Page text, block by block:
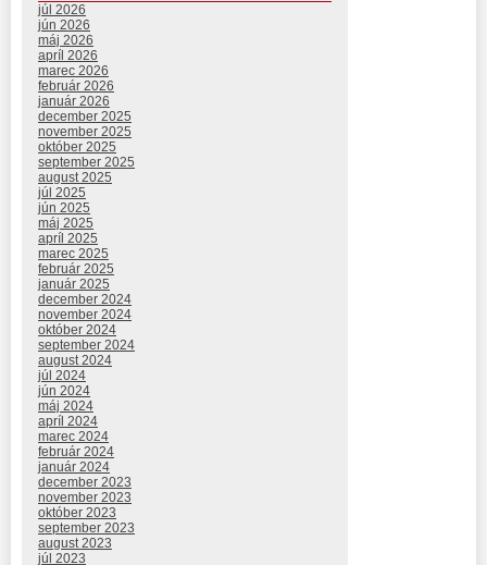
júl 2026
jún 2026
máj 2026
apríl 2026
marec 2026
február 2026
január 2026
december 2025
november 2025
október 2025
september 2025
august 2025
júl 2025
jún 2025
máj 2025
apríl 2025
marec 2025
február 2025
január 2025
december 2024
november 2024
október 2024
september 2024
august 2024
júl 2024
jún 2024
máj 2024
apríl 2024
marec 2024
február 2024
január 2024
december 2023
november 2023
október 2023
september 2023
august 2023
júl 2023